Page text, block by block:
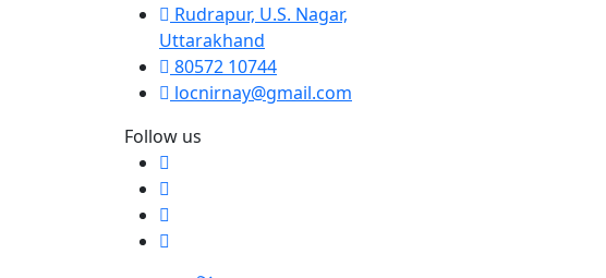
Rudrapur, U.S. Nagar,
Uttarakhand
80572 10744
locnirnay@gmail.com
Follow us